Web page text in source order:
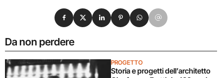
Da non perdere
PROGETTO
Storia e progetti dell’architetto
Condividi su Facebook
Condividi su X
Condividi su LinkedIn
Condividi su Pinterest
Condividi su WhatsApp
Condividi su Email